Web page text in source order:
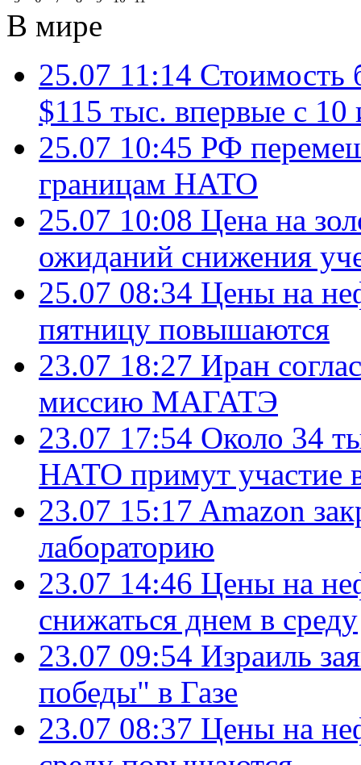
В мире
25.07 11:14 Стоимость
$115 тыс. впервые с 10
25.07 10:45 РФ
границам НАТО
25.07 10:08 Цена на
ожиданий снижения
25.07 08:34 Цены на
пятницу повышаются
23.07 18:27 Иран
миссию МАГАТЭ
23.07 17:54 Около 34
НАТО примут участие
23.07 15:17 Amazon
лабораторию
23.07 14:46 Цены на
снижаться днем в среду
23.07 09:54 Израиль
победы" в Газе
23.07 08:37 Цены на